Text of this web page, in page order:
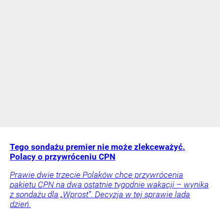
Tego sondażu premier nie może zlekceważyć.
Polacy o przywróceniu CPN
Prawie dwie trzecie Polaków chce przywrócenia
pakietu CPN na dwa ostatnie tygodnie wakacji – wynika
z sondażu dla „Wprost”. Decyzja w tej sprawie lada
dzień.